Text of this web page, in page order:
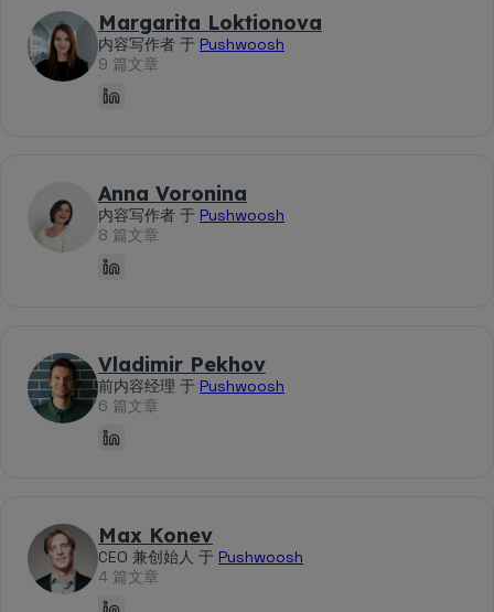
Margarita Loktionova
内容写作者 于 Pushwoosh
9 篇文章
Anna Voronina
内容写作者 于 Pushwoosh
8 篇文章
Vladimir Pekhov
前内容经理 于 Pushwoosh
6 篇文章
Max Konev
CEO 兼创始人 于 Pushwoosh
4 篇文章